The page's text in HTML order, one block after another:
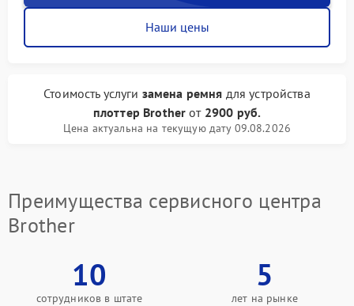
Наши цены
Стоимость услуги замена ремня для устройства
плоттер Brother от 2900 руб.
Цена актуальна на текущую дату 09.08.2026
Преимущества сервисного центра
Brother
10
сотрудников в штате
5
лет на рынке